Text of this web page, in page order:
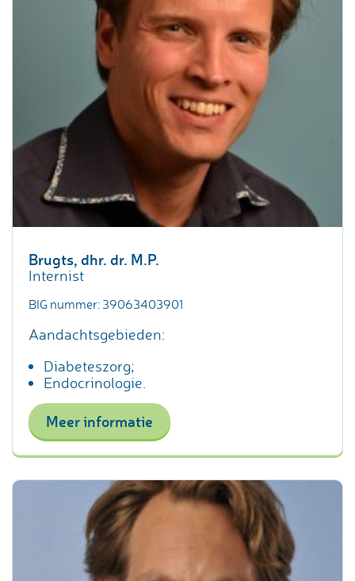
Brugts, dhr. dr. M.P.
Internist
BIG nummer: 39063403901
Aandachtsgebieden:
Diabeteszorg;
Endocrinologie.
Meer informatie